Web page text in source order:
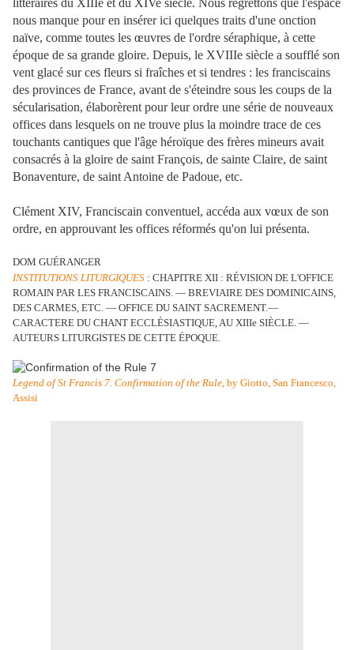
littéraires du XIIIe et du XIVe siècle. Nous regrettons que l'espace
nous manque pour en insérer ici quelques traits d'une onction
naïve, comme toutes les œuvres de l'ordre séraphique, à cette
époque de sa grande gloire. Depuis, le XVIIIe siècle a soufflé son
vent glacé sur ces fleurs si fraîches et si tendres : les franciscains
des provinces de France, avant de s'éteindre sous les coups de la
sécularisation, élaborèrent pour leur ordre une série de nouveaux
offices dans lesquels on ne trouve plus la moindre trace de ces
touchants cantiques que l'âge héroïque des frères mineurs avait
consacrés à la gloire de saint François, de sainte Claire, de saint
Bonaventure, de saint Antoine de Padoue, etc.
Clément XIV, Franciscain conventuel, accéda aux vœux de son
ordre, en approuvant les offices réformés qu'on lui présenta.
DOM GUÉRANGER
INSTITUTIONS LITURGIQUES : CHAPITRE XII : RÉVISION DE L'OFFICE
ROMAIN PAR LES FRANCISCAINS. — BREVIAIRE DES DOMINICAINS,
DES CARMES, ETC. — OFFICE DU SAINT SACREMENT.—
CARACTERE DU CHANT ECCLÉSIASTIQUE, AU XIIIe SIÈCLE. —
AUTEURS LITURGISTES DE CETTE ÉPOQUE.
Legend of St Francis 7. Confirmation of the Rule, by Giotto, San Francesco,
Assisi